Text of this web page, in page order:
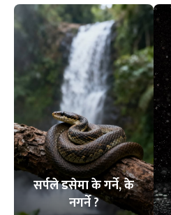
सर्पले डसेमा के गर्ने, के
नगर्ने ?